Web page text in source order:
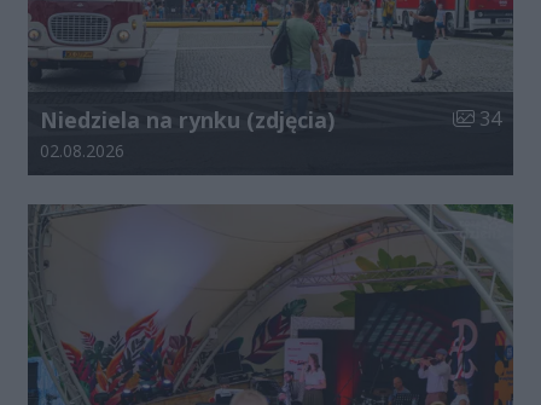
Niedziela na rynku (zdjęcia) Liczba
34
Data dodania galerii:
02.08.2026